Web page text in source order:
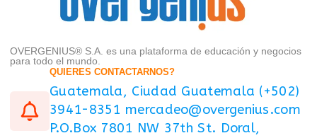
OVERGENIUS® S.A. es una plataforma de educación y negocios
para todo el mundo.
QUIERES CONTACTARNOS?
Guatemala, Ciudad Guatemala (+502)
3941-8351 mercadeo@overgenius.com
P.O.Box 7801 NW 37th St. Doral,